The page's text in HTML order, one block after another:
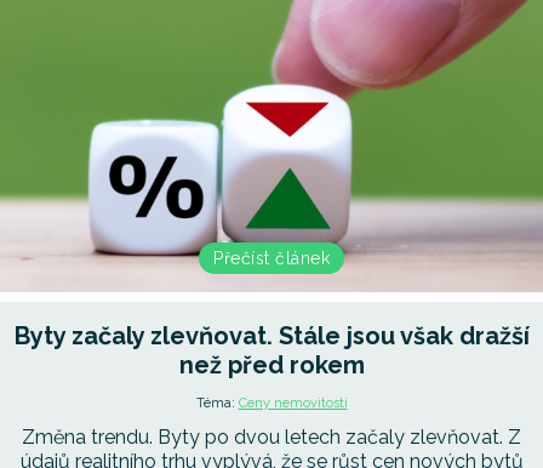
Přečíst článek
Byty začaly zlevňovat. Stále jsou však dražší
než před rokem
Téma: Ceny nemovitostí
Změna trendu. Byty po dvou letech začaly zlevňovat. Z
údajů realitního trhu vyplývá, že se růst cen nových bytů